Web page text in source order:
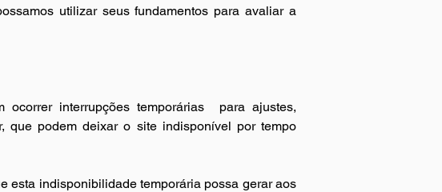
utilizar seus fundamentos para avaliar a
interrupções temporárias
para ajustes,
que podem deixar o site indisponível por tempo
esta indisponibilidade temporária possa gerar aos